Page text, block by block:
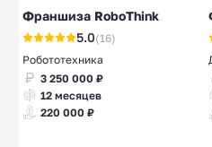
Франшиза RoboThink
5.0(16)
Робототехника
3 250 000 ₽
12 месяцев
220 000 ₽